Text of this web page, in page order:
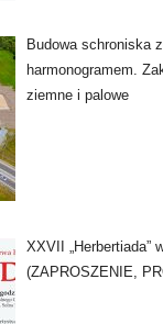
Budowa schroniska
harmonogramem.
ziemne i palowe
XXVII „Herbertiada”
(ZAPROSZENIE,